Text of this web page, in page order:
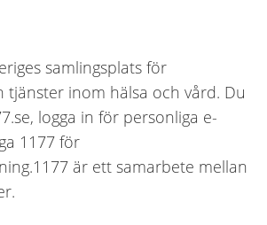
samlingsplats för
inom hälsa och vård. Du
logga in för personliga e-
1177 för
är ett samarbete mellan